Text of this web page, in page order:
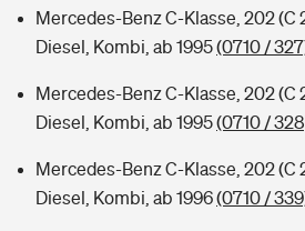
Mercedes-Benz C-Klasse, 202 (C
Diesel, Kombi, ab 1995(0710 /
Mercedes-Benz C-Klasse, 202 (C
Diesel, Kombi, ab 1995(0710 /
Mercedes-Benz C-Klasse, 202 (C
Diesel, Kombi, ab 1996(0710 /